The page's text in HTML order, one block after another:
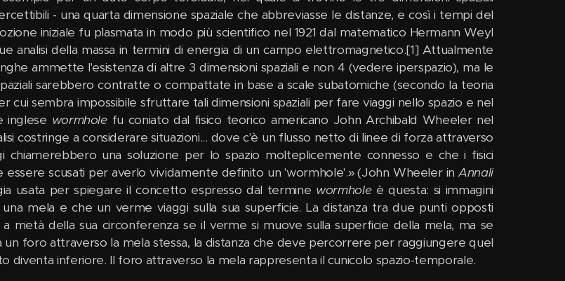
- una quarta dimensione spaziale che abbreviasse le distanze, e così i tempi del
iniziale fu plasmata in modo più scientifico nel 1921 dal matematico Hermann Weyl
analisi della massa in termini di energia di un campo elettromagnetico.[1] Attualmente
ammette l'esistenza di altre 3 dimensioni spaziali e non 4 (vedere iperspazio), ma le
sarebbero contratte o compattate in base a scale subatomiche (secondo la teoria
cui sembra impossibile sfruttare tali dimensioni spaziali per fare viaggi nello spazio e nel
inglese wormholefu coniato dal fisico teorico americano John Archibald Wheeler nel
costringe a considerare situazioni... dove c'è un flusso netto di linee di forza attraverso
chiamerebbero una soluzione per lo spazio molteplicemente connesso e che i fisici
scusati per averlo vividamente definito un 'wormhole'.» (John Wheeler inAnnali
usata per spiegare il concetto espresso dal termine wormholeè questa: si immagini
una mela e che un verme viaggi sulla sua superficie. La distanza tra due punti opposti
metà della sua circonferenza se il verme si muove sulla superficie della mela, ma se
un foro attraverso la mela stessa, la distanza che deve percorrere per raggiungere quel
diventa inferiore. Il foro attraverso la mela rappresenta il cunicolo spazio-temporale.